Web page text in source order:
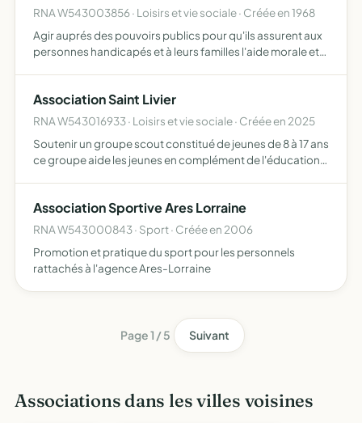
RNA W543003856 · Loisirs et vie sociale · Créée en 1968
Agir auprés des pouvoirs publics pour qu'ils assurent aux
personnes handicapés et à leurs familles l'aide morale et
Association Saint Livier
RNA W543016933 · Loisirs et vie sociale · Créée en 2025
Soutenir un groupe scout constitué de jeunes de 8 à 17 ans
ce groupe aide les jeunes en complément de l'éducation
Association Sportive Ares Lorraine
RNA W543000843 · Sport · Créée en 2006
Promotion et pratique du sport pour les personnels
rattachés à l'agence Ares-Lorraine
Page 1 / 5 Suivant
Associations dans les villes voisines